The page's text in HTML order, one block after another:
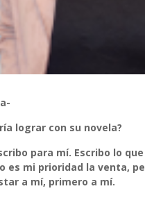
lograr con su novela?
para mí. Escribo lo
es mi prioridad la venta,
a mí, primero a mí.